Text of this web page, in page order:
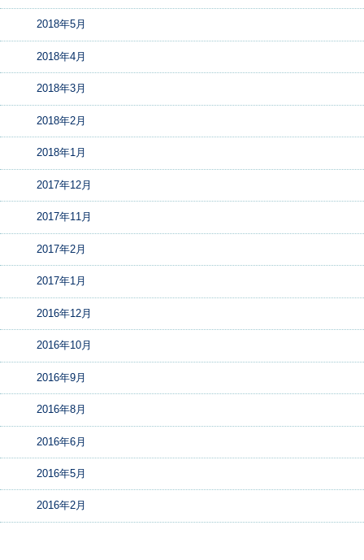
2018年5月
2018年4月
2018年3月
2018年2月
2018年1月
2017年12月
2017年11月
2017年2月
2017年1月
2016年12月
2016年10月
2016年9月
2016年8月
2016年6月
2016年5月
2016年2月